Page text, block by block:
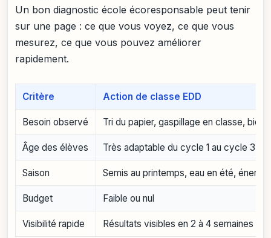
Un bon diagnostic école écoresponsable peut tenir
sur une page : ce que vous voyez, ce que vous
mesurez, ce que vous pouvez améliorer
rapidement.
Critère Action de classe EDD
Besoin observé Tri du papier, gaspillage en classe,
Âge des élèves Très adaptable du cycle 1 au cycle 3
Saison Semis au printemps, eau en été,
Budget Faible ou nul
Visibilité rapide Résultats visibles en 2 à 4 semaines